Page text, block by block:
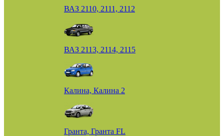
ВАЗ 2110, 2111, 2112
ВАЗ 2113, 2114, 2115
Калина, Калина 2
Гранта, Гранта FL